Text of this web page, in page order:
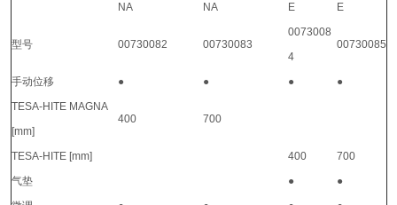
NA
NA
E
E
型号 00730082 00730083
0073008
4
00730085
手动位移 ● ● ●
●
TESA-HITE MAGNA
[mm]
400 700
TESA-HITE [mm] 400
700
气垫
●
●